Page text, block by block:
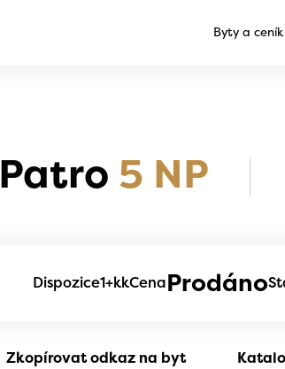
Byty a ceník
Patro 5 NP
Dispozice1+kkCenaProdáno
Zkopírovat odkaz na byt